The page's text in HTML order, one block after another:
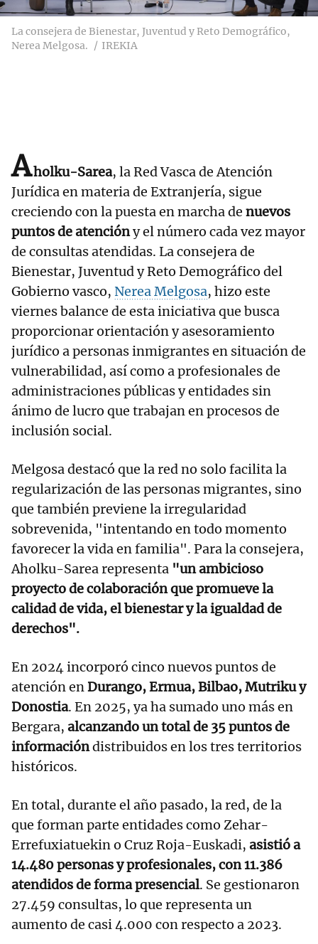
La consejera de Bienestar, Juventud y Reto Demográfico,
Nerea Melgosa.
IREKIA
Aholku-Sarea, la Red Vasca de Atención
Jurídica en materia de Extranjería, sigue
creciendo con la puesta en marcha de nuevos
puntos de atencióny el número cada vez mayor
de consultas atendidas. La consejera de
Bienestar, Juventud y Reto Demográfico del
Gobierno vasco, Nerea Melgosa, hizo este
viernes balance de esta iniciativa que busca
proporcionar orientación y asesoramiento
jurídico a personas inmigrantes en situación de
vulnerabilidad, así como a profesionales de
administraciones públicas y entidades sin
ánimo de lucro que trabajan en procesos de
inclusión social.
Melgosa destacó que la red no solo facilita la
regularización de las personas migrantes, sino
que también previene la irregularidad
sobrevenida, "intentando en todo momento
favorecer la vida en familia". Para la consejera,
Aholku-Sarea representa "un ambicioso
proyecto de colaboración que promueve la
calidad de vida, el bienestar y la igualdad de
derechos".
En 2024 incorporó cinco nuevos puntos de
atención enDurango, Ermua, Bilbao, Mutriku y
Donostia. En 2025, ya ha sumado uno más en
Bergara, alcanzando un total de 35 puntos de
informacióndistribuidos en los tres territorios
históricos.
En total, durante el año pasado, la red, de la
que forman parte entidades como Zehar-
Errefuxiatuekin o Cruz Roja-Euskadi, asistió a
14.480 personas y profesionales, con 11.386
atendidos de forma presencial. Se gestionaron
27.459 consultas, lo que representa un
aumento de casi 4.000 con respecto a 2023.